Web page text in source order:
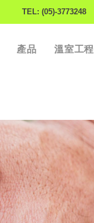
TEL: (05)-3773248
產品 溫室工程